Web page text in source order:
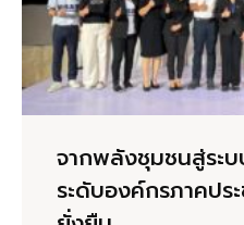
จากพลังชุมชนสู่ระ
ระดับองค์กรภาคปร